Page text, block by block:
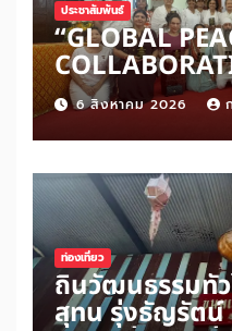
ประชาสัมพันธ์
“GLOBAL
2026” เปิดเวที
สันติภาพโลก ดั
เริ่มต้นจากหัวใ
มือระดับนานาช
6 สิงหาคม 2026
ท่องเที่ยว
ถิ่นวัฒนธรรมทั่
สุทน รุ่งธัญรัตน์